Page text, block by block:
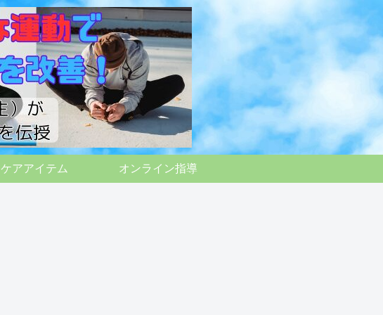
ケアアイテム オンライン指導